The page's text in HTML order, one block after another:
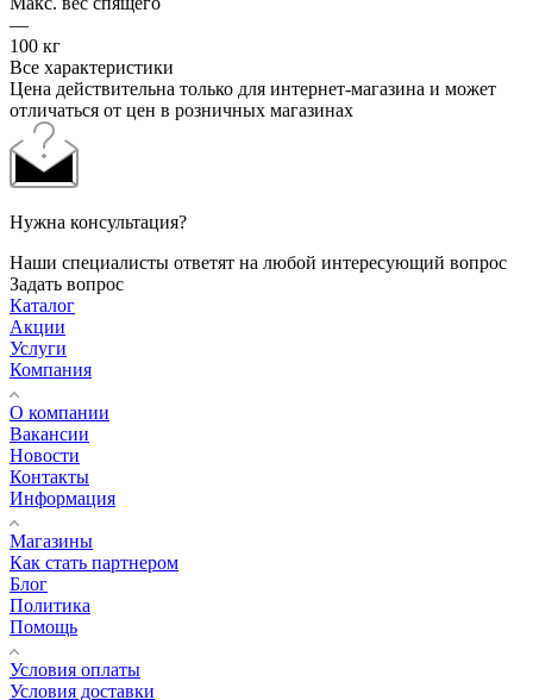
—
100 кг
Все характеристики
Цена действительна только для интернет-магазина и может
отличаться от цен в розничных магазинах
Нужна консультация?
Наши специалисты ответят на любой интересующий вопрос
Задать вопрос
Каталог
Акции
Услуги
Компания
О компании
Вакансии
Новости
Контакты
Информация
Магазины
Как стать партнером
Блог
Политика
Помощь
Условия оплаты
Условия доставки